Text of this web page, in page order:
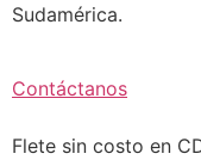
Sudamérica.
Contáctanos
Flete sin costo en